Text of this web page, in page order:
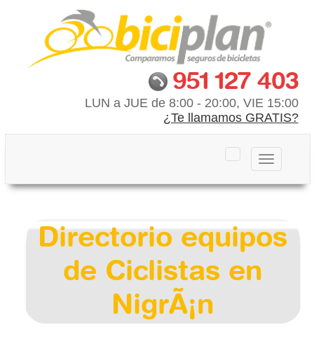
951 127 403
LUN a JUE de 8:00 - 20:00, VIE 15:00
¿Te llamamos GRATIS?
Toggle
navigation
Directorio equipos
de Ciclistas en
NigrÃ¡n